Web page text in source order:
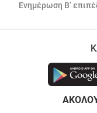
Ενημέρωση Β’